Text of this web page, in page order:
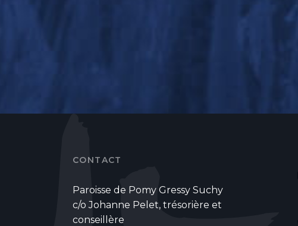
CONTACT
Paroisse de Pomy Gressy Suchy
c/o Johanne Pelet, trésorière et
conseillère